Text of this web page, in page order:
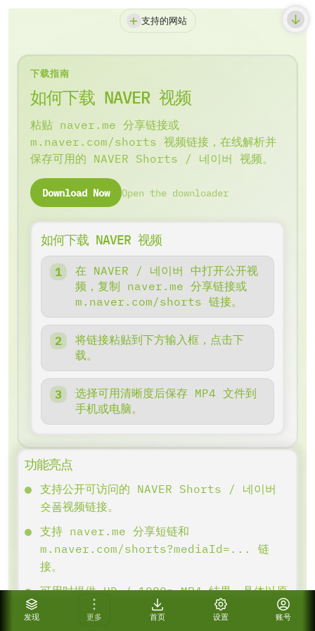
发现 更多 首页 设置 账号
支持的网站
下载指南
如何下载 NAVER 视频
粘贴 naver.me 分享链接或
m.naver.com/shorts 视频链接，在线解析并
保存可用的 NAVER Shorts / 네이버 视频。
Download Now Open the downloader
如何下载 NAVER 视频
在 NAVER / 네이버 中打开公开视
频，复制 naver.me 分享链接或
m.naver.com/shorts 链接。
将链接粘贴到下方输入框，点击下
载。
选择可用清晰度后保存 MP4 文件到
手机或电脑。
功能亮点
支持公开可访问的 NAVER Shorts / 네이버
숏폼视频链接。
支持 naver.me 分享短链和
m.naver.com/shorts?mediaId=... 链
接。
可用时提供 HD / 1080p MP4 结果，具体以原
视频返回为准。